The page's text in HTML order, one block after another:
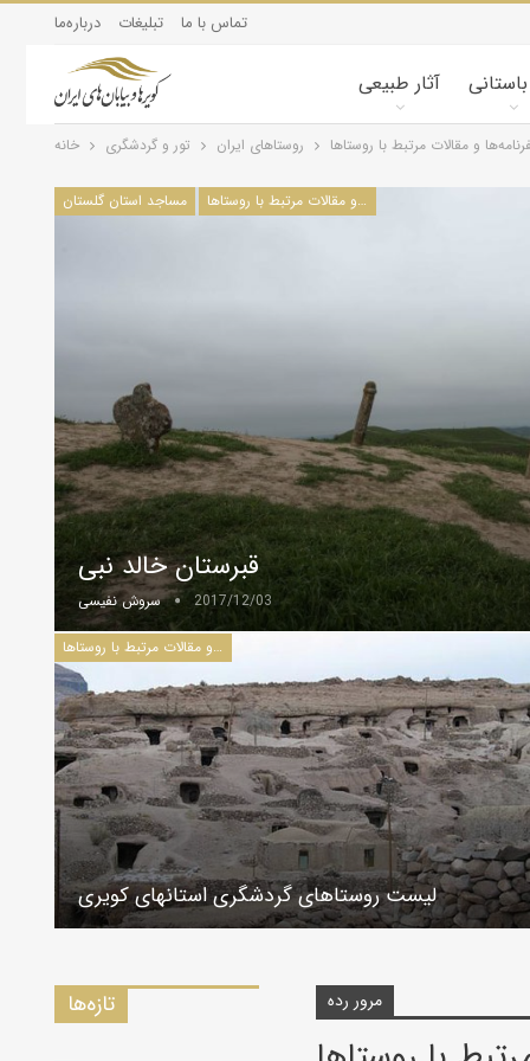
درباره‌ما تبلیغات تماس با ما
آثار طبیعی باستانی
خانه تور و گردشگری روستاهای ایران و مقالات مرتبط با روستاها
مساجد استان گلستان سفرنامه‌ها و مقالات مرتبط با روستاها
قبرستان خالد نبی
سروش نفیسی 2017/12/03
سفرنامه‌ها و مقالات مرتبط با روستاها
لیست روستاهای گردشگری استانهای کویری
مرور رده تازه‌ها